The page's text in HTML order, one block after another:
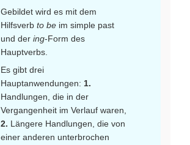
Gebildet wird es mit dem
Hilfsverb to be im simple past
und der ing-Form des
Hauptverbs.
Es gibt drei
Hauptanwendungen: 1.
Handlungen, die in der
Vergangenheit im Verlauf waren,
2. Längere Handlungen, die von
einer anderen unterbrochen